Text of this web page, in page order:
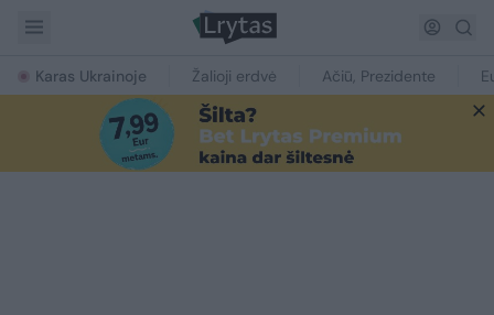
Karas Ukrainoje Žalioji erdvė Ačiū, Prezidente